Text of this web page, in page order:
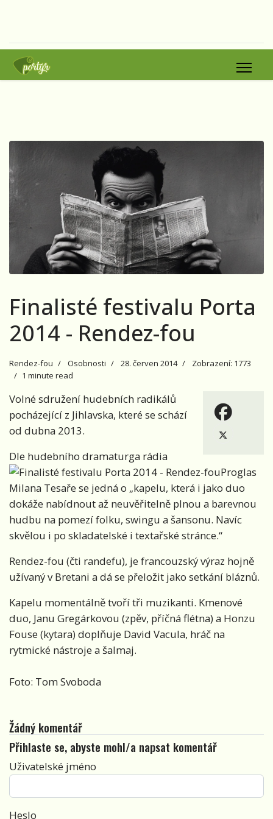
Finalisté festivalu Porta
2014 - Rendez-fou
Rendez-fou Osobnosti 28. červen 2014
Zobrazení: 1773
1 minute read
Volné sdružení hudebních radikálů
pocházející z Jihlavska, které se schází
od dubna 2013.
Dle hudebního dramaturga rádia
Proglas
Milana Tesaře se jedná o „kapelu, která i jako duo
dokáže nabídnout až neuvěřitelně plnou a barevnou
hudbu na pomezí folku, swingu a šansonu. Navíc
skvělou i po skladatelské i textařské stránce.“
Rendez-fou (čti randefu), je francouzský výraz hojně
užívaný v Bretani a dá se přeložit jako setkání bláznů.
Kapelu momentálně tvoří tři muzikanti. Kmenové
duo, Janu Gregárkovou (zpěv, příčná flétna) a Honzu
Fouse (kytara) doplňuje David Vacula, hráč na
rytmické nástroje a šalmaj.
Foto: Tom Svoboda
Žádný komentář
Přihlaste se, abyste mohl/a napsat komentář
Uživatelské jméno
Heslo